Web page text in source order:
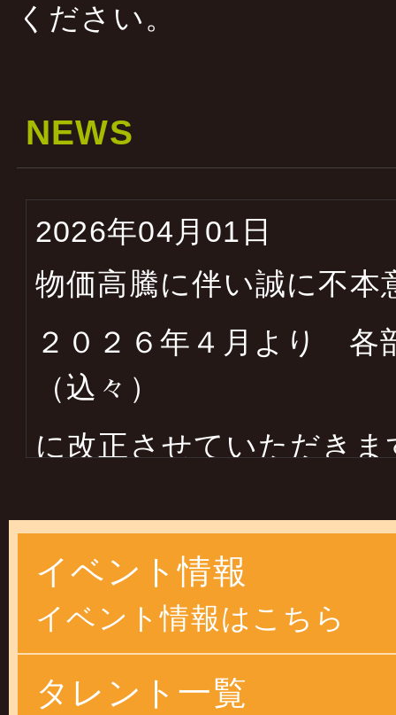
ください。
NEWS
2026年04月01日
物価高騰に伴い誠に不本
２０２６年４月より
（込々）
に改正させていただき
2025年03月14日
２０２５年４月より物
恐縮ですが
イベント情報
イベント情報はこちら
タレント一覧